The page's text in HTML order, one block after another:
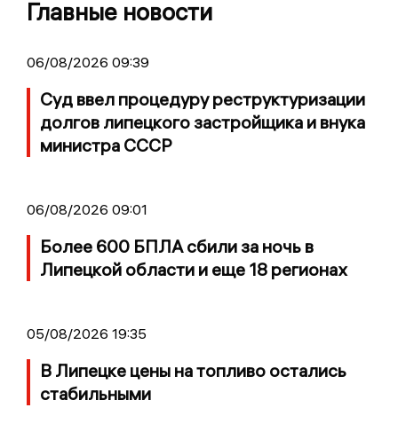
Главные новости
06/08/2026 09:39
Суд ввел процедуру реструктуризации
долгов липецкого застройщика и внука
министра СССР
06/08/2026 09:01
Более 600 БПЛА сбили за ночь в
Липецкой области и еще 18 регионах
05/08/2026 19:35
В Липецке цены на топливо остались
стабильными